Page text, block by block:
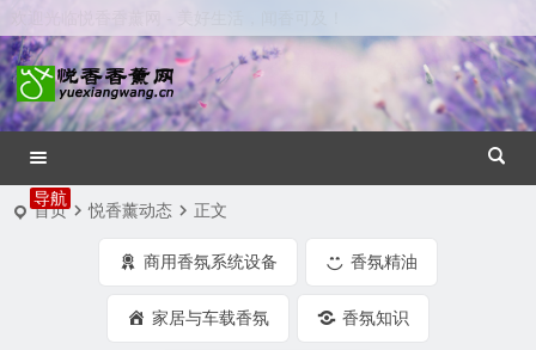
首页 悦香薰动态 正文
商用香氛系统设备 香氛精油
家居与车载香氛 香氛知识